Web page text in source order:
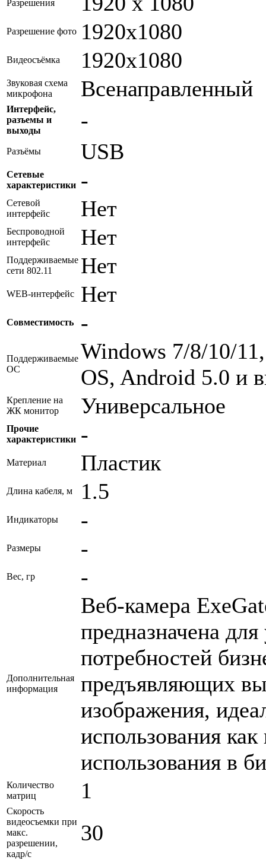
Разрешения
Разрешение фото 1920x1080
Видеосъёмка 1920x1080
Звуковая схема
микрофона
Всенаправленный
Интерфейс,
разъемы и
выходы
-
Разъёмы USB
Сетевые
характеристики -
Сетевой
интерфейс
Нет
Беспроводной
интерфейс
Нет
Поддерживаемые
сети 802.11
Нет
WEB-интерфейс Нет
Совместимость -
Поддерживаемые
ОС
Windows 7/8/10/
OS, Android 5.0 и
Крепление на
ЖК монитор
Универсальное
Прочие
характеристики -
Материал Пластик
Длина кабеля, м 1.5
Индикаторы -
Размеры -
Вес, гр -
Дополнительная
информация
Веб-камера
предназначена
потребностей
предъявляющих
изображения,
использования
использования в
Количество
матриц
1
Скорость
видеосъемки при
макс.
разрешении,
кадр/с
30